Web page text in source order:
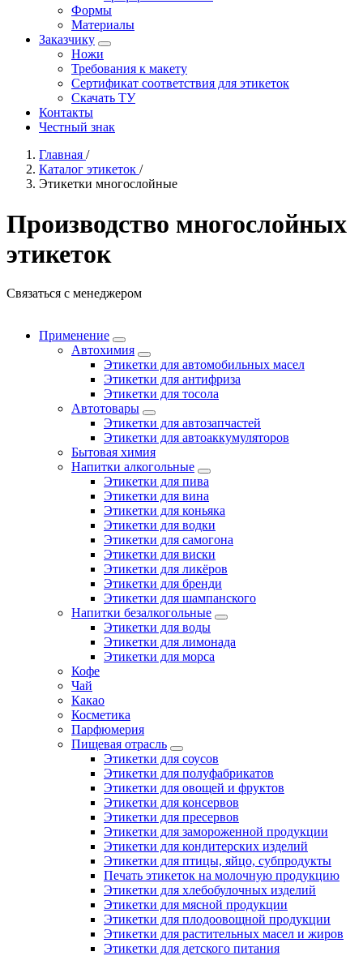
Формы
Материалы
Заказчику
Ножи
Требования к макету
Сертификат соответствия для этикеток
Скачать ТУ
Контакты
Честный знак
Главная /
Каталог этикеток /
Этикетки многослойные
Производство многослойных
этикеток
Связаться с менеджером
Применение
Автохимия
Этикетки для автомобильных масел
Этикетки для антифриза
Этикетки для тосола
Автотовары
Этикетки для автозапчастей
Этикетки для автоаккумуляторов
Бытовая химия
Напитки алкогольные
Этикетки для пива
Этикетки для вина
Этикетки для коньяка
Этикетки для водки
Этикетки для самогона
Этикетки для виски
Этикетки для ликёров
Этикетки для бренди
Этикетки для шампанского
Напитки безалкогольные
Этикетки для воды
Этикетки для лимонада
Этикетки для морса
Кофе
Чай
Какао
Косметика
Парфюмерия
Пищевая отрасль
Этикетки для соусов
Этикетки для полуфабрикатов
Этикетки для овощей и фруктов
Этикетки для консервов
Этикетки для пресервов
Этикетки для замороженной продукции
Этикетки для кондитерских изделий
Этикетки для птицы, яйцо, субпродукты
Печать этикеток на молочную продукцию
Этикетки для хлебобулочных изделий
Этикетки для мясной продукции
Этикетки для плодоовощной продукции
Этикетки для растительных масел и жиров
Этикетки для детского питания